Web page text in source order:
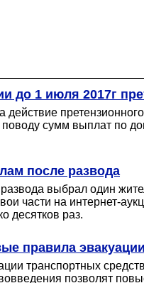
до 1 июля 2017г
действие
сумм выплат по
после развода
выбрал один
части на интернет-
десятков раз.
правила эвакуации
транспортных
позволят